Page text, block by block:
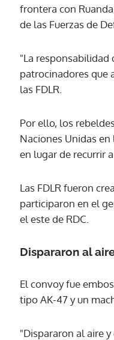
frontera con
de las Fuerzas de
"La responsabilidad
patrocinadores que
las FDLR.
Por ello, los
Naciones Unidas
en lugar de recurrir
Las FDLR fueron
participaron en el
el este de RDC.
Dispararon al
El convoy fue
tipo AK-47 y un
"Dispararon al aire